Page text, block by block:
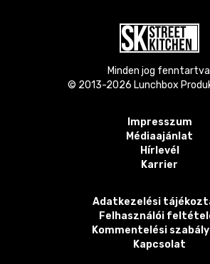
Minden jog
© 2013-2026 Lunchbox
Impresszum
Médiaajánlat
Hírlevél
Karrier
Adatkezelési
Felhasználói
Kommentelési
Kapcsolat